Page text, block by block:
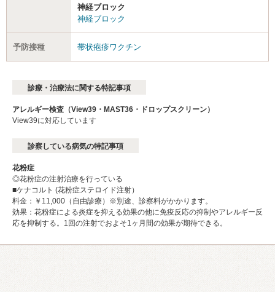
神経ブロック
神経ブロック
予防接種 帯状疱疹ワクチン
診療・治療法に関する特記事項
アレルギー検査（View39・MAST36・ドロップスクリーン）
View39に対応しています
診察している病気の特記事項
花粉症
◎花粉症の注射治療を行っている
■ケナコルト (花粉症ステロイド注射）
料金：￥11,000（自由診療）※別途、診察料がかかります。
効果：花粉症による炎症を抑える効果の他に免疫反応の抑制やアレルギー反
応を抑制する。1回の注射でおよそ1ヶ月間の効果が期待できる。